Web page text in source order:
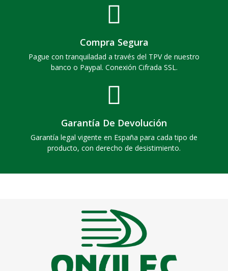
Compra Segura
Pague con tranquiladad a través del TPV de nuestro
banco o Paypal. Conexión Cifrada SSL.
Garantía De Devolución
Garantía legal vigente en España para cada tipo de
producto, con derecho de desistimiento.